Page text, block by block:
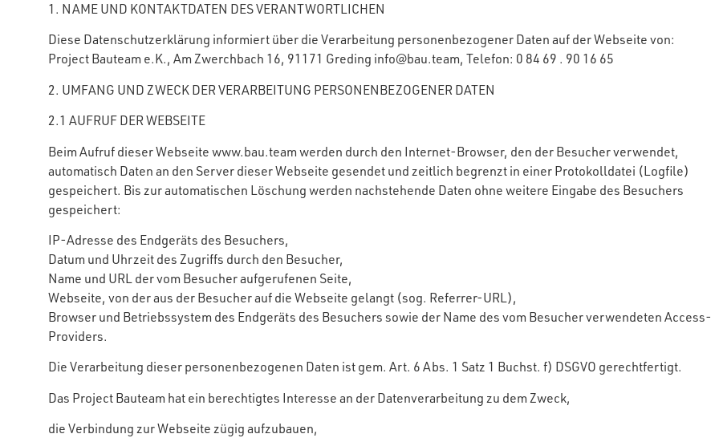
1. NAME UND KONTAKTDATEN DES VERANTWORTLICHEN
Diese Datenschutzerklärung informiert über die Verarbeitung personenbezogener Daten auf der Webseite von:
Project Bauteam e.K., Am Zwerchbach 16, 91171 Greding info@bau.team, Telefon: 0 84 69 . 90 16 65
2. UMFANG UND ZWECK DER VERARBEITUNG PERSONENBE­ZOGENER DATEN
2.1 AUFRUF DER WEBSEITE
Beim Aufruf dieser Webseite www.bau.team werden durch den Internet-Browser, den der Besucher verwendet,
automatisch Daten an den Server dieser Webseite gesendet und zeitlich begrenzt in einer Protokolldatei (Logfile)
gespeichert. Bis zur automatischen Löschung werden nachstehende Daten ohne weitere Eingabe des Besuchers
gespeichert:
IP-Adresse des Endgeräts des Besuchers,
Datum und Uhrzeit des Zugriffs durch den Besucher,
Name und URL der vom Besucher aufgerufenen Seite,
Webseite, von der aus der Besucher auf die Webseite gelangt (sog. Referrer-URL),
Browser und Betriebssystem des Endgeräts des Besuchers sowie der Name des vom Besucher verwendeten Access-
Providers.
Die Verarbeitung dieser personenbezogenen Daten ist gem. Art. 6 Abs. 1 Satz 1 Buchst. f) DSGVO gerechtfertigt.
Das Project Bauteam hat ein berechtigtes Interesse an der Datenverarbeitung zu dem Zweck,
die Verbindung zur Webseite zügig aufzubauen,